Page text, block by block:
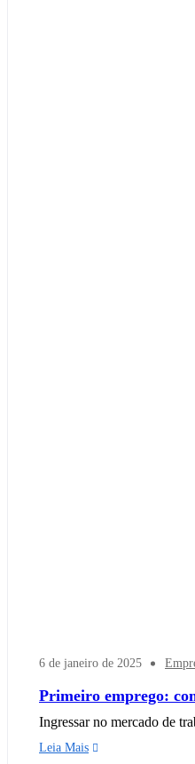
6 de janeiro de 2025
Primeiro emprego:
Ingressar no mercado de
Leia Mais